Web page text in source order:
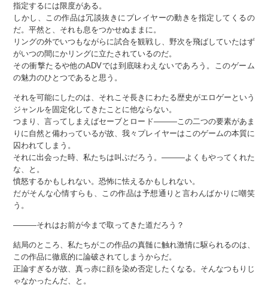
指定するには限度がある。
しかし、この作品は冗談抜きにプレイヤーの動きを指定してくるの
だ。平然と、それも息をつかせぬままに。
リングの外でいつもながらに試合を観戦し、野次を飛ばしていたはず
がいつの間にかリングに立たされているのだ。
その衝撃たるや他のADVでは到底味わえないであろう。このゲーム
の魅力のひとつであると思う。
それを可能にしたのは、それこそ長きにわたる歴史がエロゲーという
ジャンルを固定化してきたことに他ならない。
つまり、言ってしまえばセーブとロード———この二つの要素があま
りに自然と備わっているが故、我々プレイヤーはこのゲームの本質に
囚われてしまう。
それに出会った時、私たちは叫ぶだろう。———よくもやってくれた
な、と。
憤怒するかもしれない。恐怖に怯えるかもしれない。
だがそんな心情すらも、この作品は予想通りと言わんばかりに嘲笑
う。
———それはお前が今まで取ってきた道だろう？
結局のところ、私たちがこの作品の真髄に触れ激情に駆られるのは、
この作品に徹底的に論破されてしまうからだ。
正論すぎるが故、真っ赤に顔を染め否定したくなる。そんなつもりじ
ゃなかったんだ、と。